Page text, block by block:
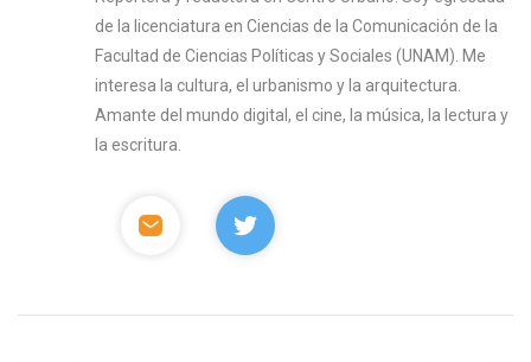
de la licenciatura en Ciencias de la Comunicación de la
Facultad de Ciencias Políticas y Sociales (UNAM). Me
interesa la cultura, el urbanismo y la arquitectura.
Amante del mundo digital, el cine, la música, la lectura y
la escritura.